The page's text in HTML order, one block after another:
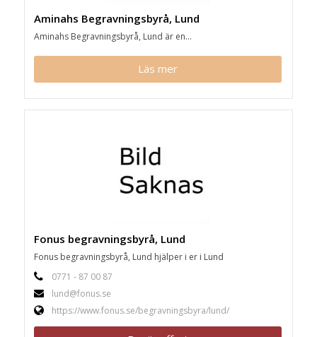
Aminahs Begravningsbyrå, Lund
Aminahs Begravningsbyrå, Lund är en...
Läs mer
Fonus begravningsbyrå, Lund
Fonus begravningsbyrå, Lund hjälper i er i Lund
0771 - 87 00 87
lund@fonus.se
https://www.fonus.se/begravningsbyra/lund/